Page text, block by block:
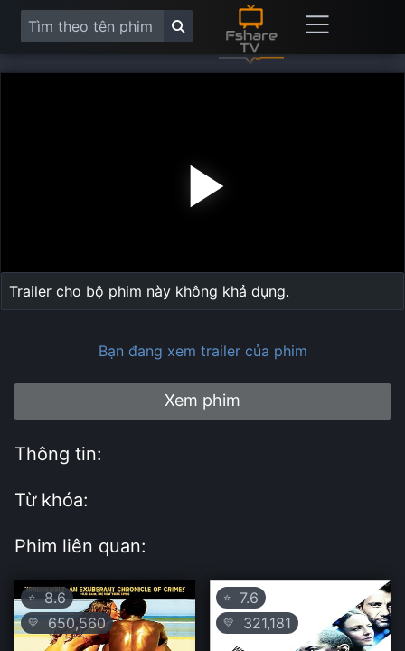
Trailer cho bộ phim này không khả dụng.
Bạn đang xem trailer của phim
Xem phim
Thông tin:
Từ khóa:
Phim liên quan:
⭐8.6
💛 650,560
⭐ 7.6
💛 321,181